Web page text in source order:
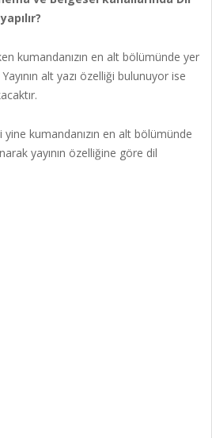
kumandanızın en alt bölümünde yer
alt yazı özelliği bulunuyor ise
yine kumandanızın en alt bölümünde
yayının özelliğine göre dil